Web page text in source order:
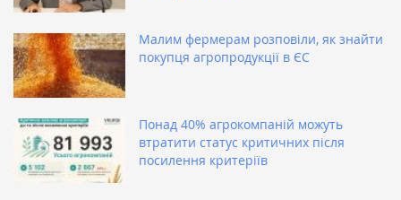
Малим фермерам розповіли, як знайти
покупця агропродукції в ЄС
Понад 40% агрокомпаній можуть
втратити статус критичних після
посилення критеріїв